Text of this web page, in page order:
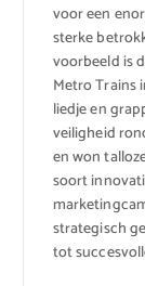
voor een
sterke
voorbeeld is
Metro Trains
liedje en
veiligheid
en won
soort
strategisch
tot